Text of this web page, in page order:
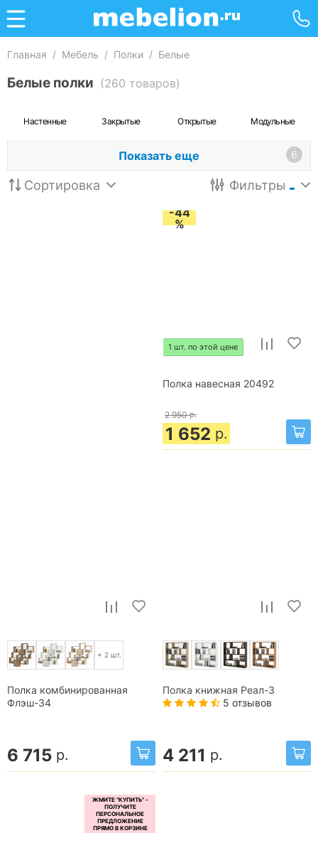
Главная / Мебель / Полки / Белые
Белые полки (260 товаров)
Настенные Закрытые Открытые Модульные
Показать еще 6
Сортировка Фильтры
-44
%
1 шт. по этой цене
Полка навесная 20492
2 950 р.
1 652 р.
+ 2 шт.
Полка комбинированная
Флэш-34
6 715 р.
Полка книжная Реал-3
5 отзывов
4 211 р.